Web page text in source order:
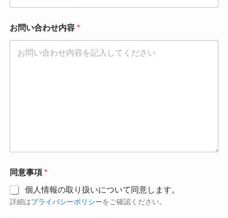
お問い合わせ内容 *
同意事項 *
個人情報の取り扱いについて同意します。
詳細はプライバシーポリシーをご確認ください。